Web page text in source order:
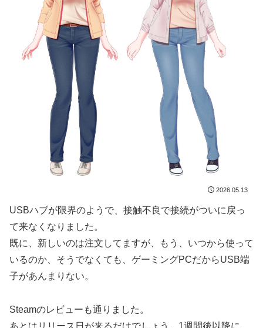
2026.05.13
USBハブが限界のようで、接触不良で接続がついに戻っ
て来なくなりました。
既に、新しいのは注文してますが、もう、いつから使って
いるのか、そうでなくても、ゲーミングPCだからUSB端
子があんまりない。
Steamのレビューも通りました。
あとはリリース日が来るだけでしょう。1週間後以降に。